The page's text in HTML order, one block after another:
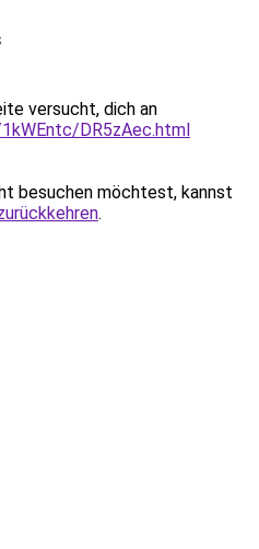
versucht, dich an
DR5zAec.html
besuchen möchtest, kannst
.